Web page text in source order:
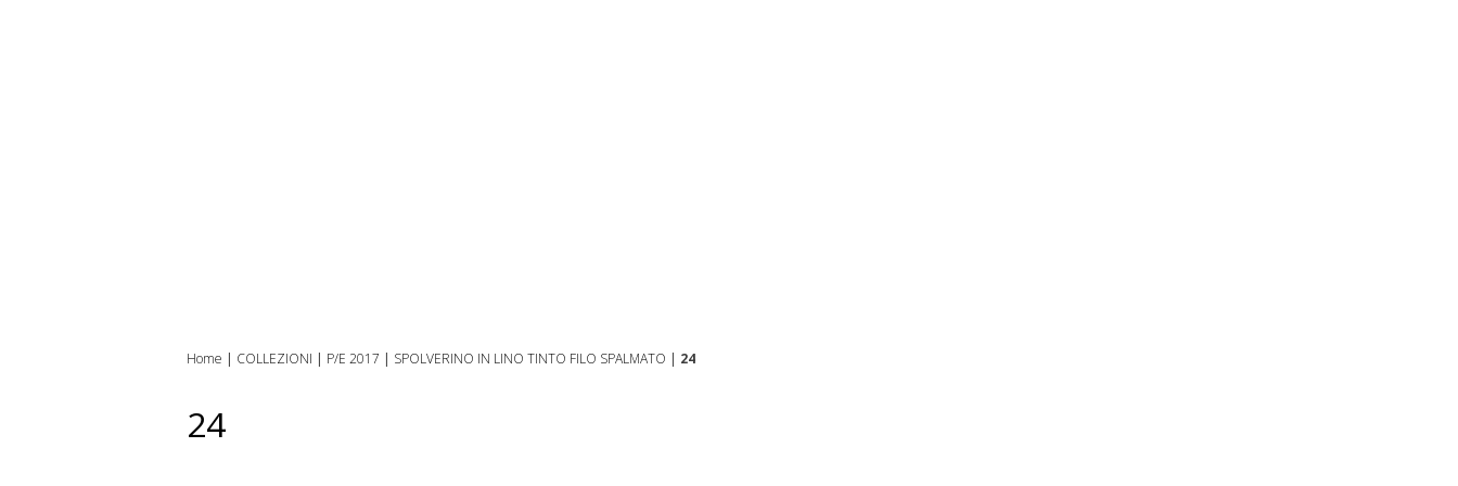
Home | COLLEZIONI | P/E 2017 | SPOLVERINO IN LINO TINTO FILO SPALMATO | 24
24